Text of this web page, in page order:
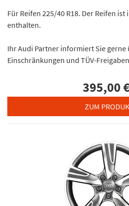
Für Reifen 225/40 R18. Der Reifen
enthalten.
Ihr Audi Partner informiert Sie
Einschränkungen und TÜV-
395,00
ZUM